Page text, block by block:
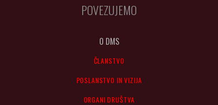
POVEZUJEMO
O DMS
ČLANSTVO
POSLANSTVO IN VIZIJA
ORGANI DRUŠTVA